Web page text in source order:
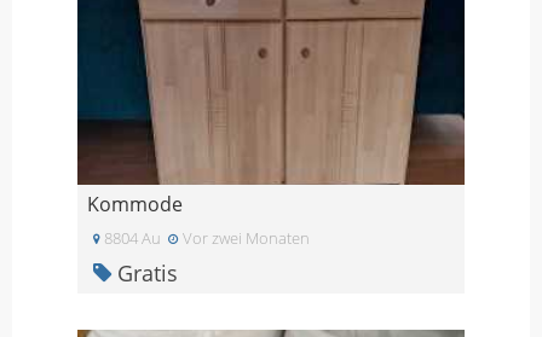
Kommode
8804 Au Vor zwei Monaten
Gratis